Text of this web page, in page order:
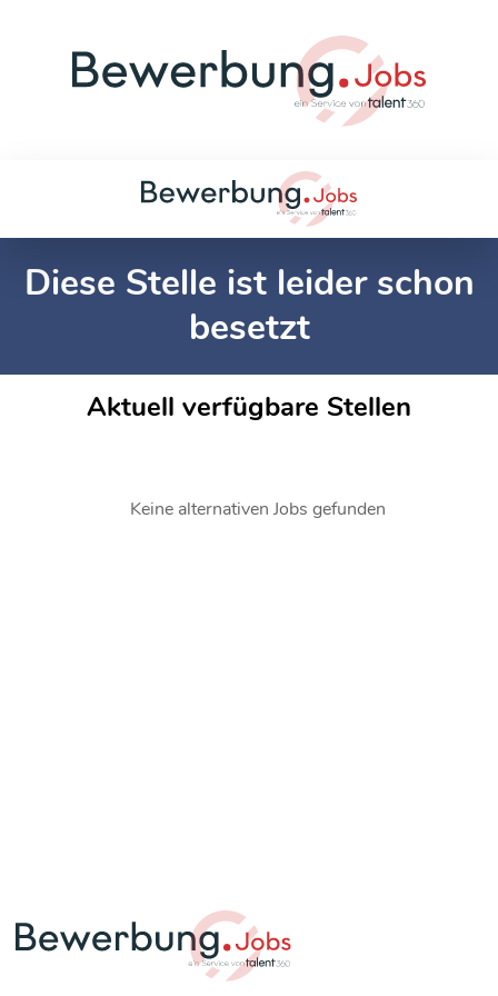
Diese Stelle ist leider schon
besetzt
Aktuell verfügbare Stellen
Keine alternativen Jobs gefunden